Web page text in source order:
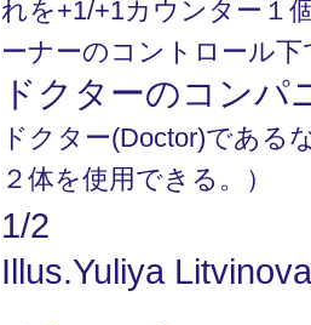
れを+1/+1カウンター１
ーナーのコントロール
ドクターのコンパ
ドクター(Doctor)である
２体を使用できる。）
1/2
Illus.Yuliya